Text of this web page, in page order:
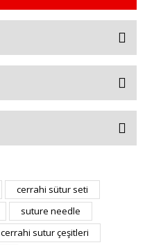
cerrahi sütur seti
suture needle
cerrahi sutur çeşitleri